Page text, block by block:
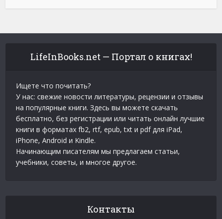
LifeInBooks.net — Портал о книгах!
Ищете что почитать?
У нас: свежие новости литературы, рецензии и отзывы
на популярные книги. Здесь вы можете скачать
бесплатно, без регистрации или читать онлайн лучшие
книги в форматах fb2, rtf, epub, txt и pdf для iPad,
iPhone, Android и Kindle.
Начинающим писателям мы предлагаем статьи,
учебники, советы, и многое другое.
Контакты